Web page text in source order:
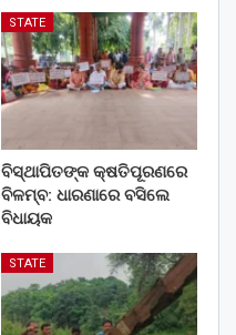
STATE
ବିସ୍ଥାପିତଙ୍କ କ୍ଷତିପୂରଣରେ
ବିଳମ୍ବ: ଧାରଣାରେ ବସିଲେ
ବିଧାୟକ
STATE